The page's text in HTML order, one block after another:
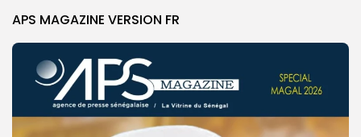
APS MAGAZINE VERSION FR